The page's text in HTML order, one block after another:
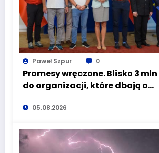
Paweł Szpur 0
Promesy wręczone. Blisko 3
do organizacji, które dbają o
bezpieczeństwo mieszkańców
Dolnego Śląska
05.08.2026